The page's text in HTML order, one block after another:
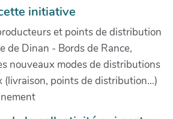
initiative
et points de distribution
de Dinan - Bords de Rance,
nouveaux modes de distributions
(livraison, points de distribution...)